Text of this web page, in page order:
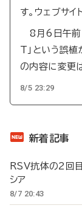
す。ウェブサイ
8月6日午前5
T」という誤植
の内容に変更
8/5 23:29
新着記事
RSV抗体の2回
シア
8/7 20:43